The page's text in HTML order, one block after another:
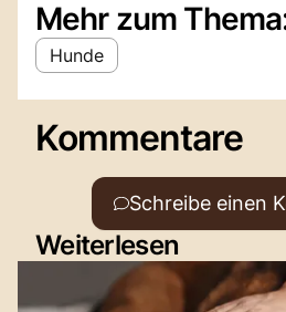
Mehr zum
Hunde
Kommentare
Schreibe einen
Weiterlesen